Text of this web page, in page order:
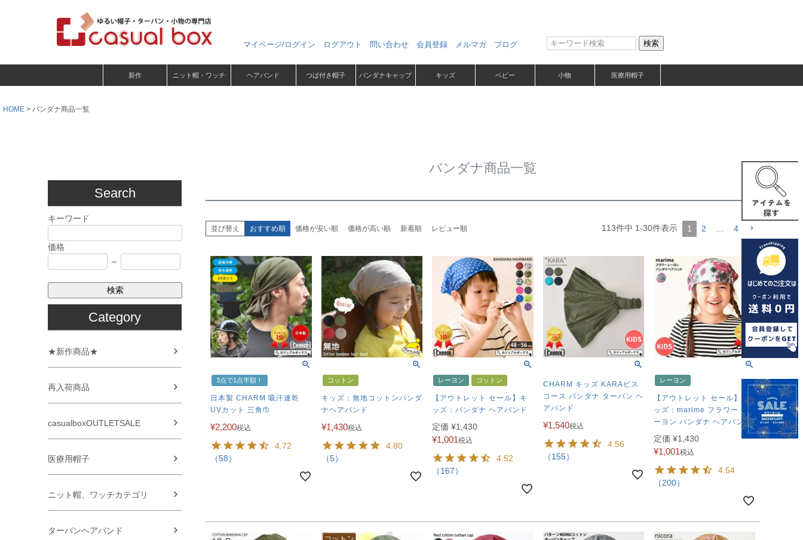
マイページ/ログイン ログアウト 問い合わせ 会員登録 メルマガ ブログ 検索
新作 ニット帽・ワッチ ヘアバンド つば付き帽子 バンダナキャップ キッズ ベビー 小物 医療用帽子
HOME バンダナ商品一覧
Search
キーワード
価格
～
検索
Category
★新作商品★
再入荷商品
casualboxOUTLETSALE
医療用帽子
ニット帽、ワッチカテゴリ
ターバンヘアバンド
バンダナ商品一覧
並び替え おすすめ順 価格が安い順 価格が高い順 新着順 レビュー順 113件中 1-30件表示 1 2 4
3点で1点半額！
日本製 CHARM 吸汗速乾
UVカット 三角巾
¥2,200税込
4.72
（58）
コットン
キッズ：無地コットンバンダ
ナヘアバンド
¥1,430税込
4.80
（5）
レーヨン コットン
【アウトレット セール】キ
ッズ：バンダナ ヘアバンド
定価 ¥1,430
¥1,001税込
4.52
（167）
CHARM キッズ KARAビス
コース バンダナ ターバン ヘ
アバンド
¥1,540税込
4.56
（155）
レーヨン
【アウトレット セール】キ
ッズ：marime フラワー レ
ーヨン バンダナ ヘアバンド
定価 ¥1,430
¥1,001税込
4.54
（200）